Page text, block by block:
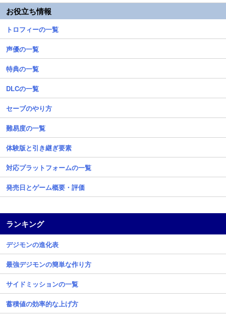
お役立ち情報
トロフィーの一覧
声優の一覧
特典の一覧
DLCの一覧
セーブのやり方
難易度の一覧
体験版と引き継ぎ要素
対応プラットフォームの一覧
発売日とゲーム概要・評価
ランキング
デジモンの進化表
最強デジモンの簡単な作り方
サイドミッションの一覧
蓄積値の効率的な上げ方